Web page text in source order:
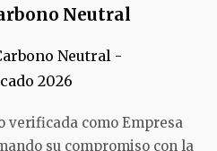
Neutral
verificada como Empresa
su compromiso con la